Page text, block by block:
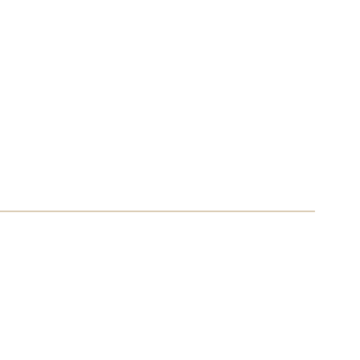
passer directement à la navigation dans le carrousel à l'aide